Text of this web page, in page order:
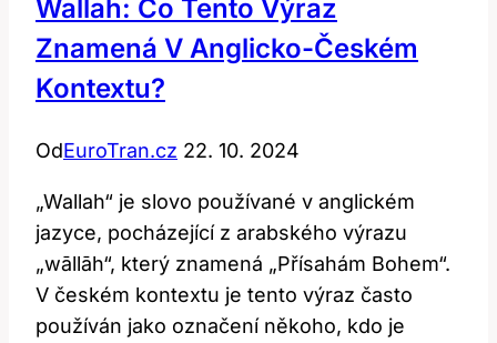
Wallah: Co Tento Výraz
Znamená V Anglicko-Českém
Kontextu?
OdEuroTran.cz 22. 10. 2024
„Wallah“ je slovo používané v anglickém
jazyce, pocházející z arabského výrazu
„wāllāh“, který znamená „Přísahám Bohem“.
V českém kontextu je tento výraz často
používán jako označení někoho, kdo je